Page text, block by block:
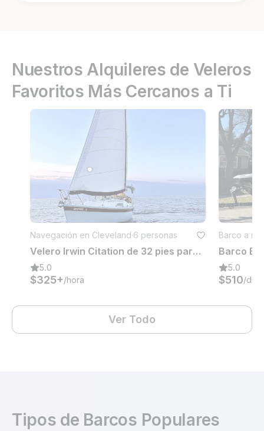
Nuestros Alquileres de Veleros
Favoritos Más Cercanos a Ti
Navegación en Cleveland·6 personas
Velero Irwin Citation de 32 pies para una hermosa navegación en el lago Erie (área de Cleveland)
5.0
$325+/hora
Barco a
5.0
$510/día
Ver Todo
Tipos de Barcos Populares